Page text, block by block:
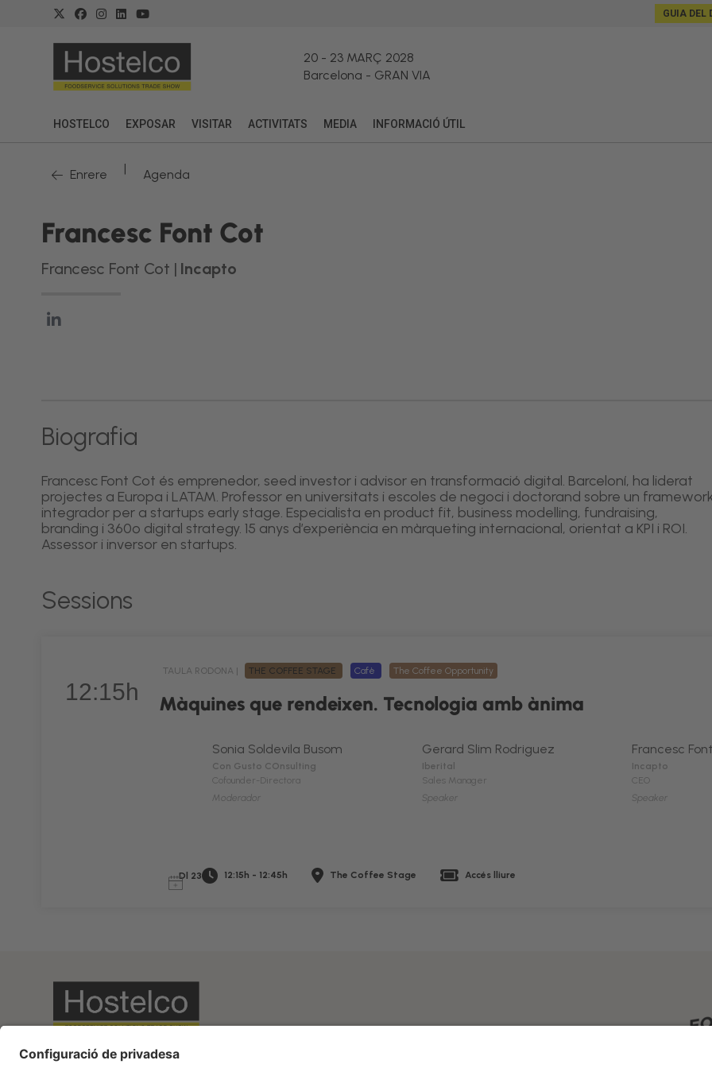
GUIA DEL
20- 23 MARÇ 2028
Barcelona - GRAN VIA
HOSTELCO EXPOSAR VISITAR ACTIVITATS MEDIA INFORMACIÓ ÚTIL
Enrere | Agenda
Francesc Font Cot
Francesc Font Cot | Incapto
Biografia
Francesc Font Cot és emprenedor, seed investor i advisor en transformació digital. Barceloní, ha liderat
projectes a Europa i LATAM. Professor en universitats i escoles de negoci i doctorand sobre un
integrador per a startups early stage. Especialista en product fit, business modelling, fundraising,
branding i 360º digital strategy. 15 anys d’experiència en màrqueting internacional, orientat a KPI i ROI.
Assessor i inversor en startups.
Sessions
12:15h
TAULA RODONA | THE COFFEE STAGE Cafè The Coffee Opportunity
Màquines que rendeixen. Tecnologia amb ànima
Gerard Slim Rodriguez
Iberital
Sales Manager
Speaker
Francesc
Incapto
CEO
Speaker
Sonia Soldevila Busom
Con Gusto COnsulting
Cofounder-Directora
Moderador
Dl 23 12:15h - 12:45h The Coffee Stage Accés lliure